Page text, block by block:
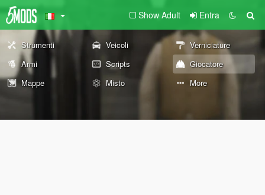
Show Adult Entra
Strumenti Veicoli
Verniciature
Armi
Scripts
Giocatore
Mappe
Misto More